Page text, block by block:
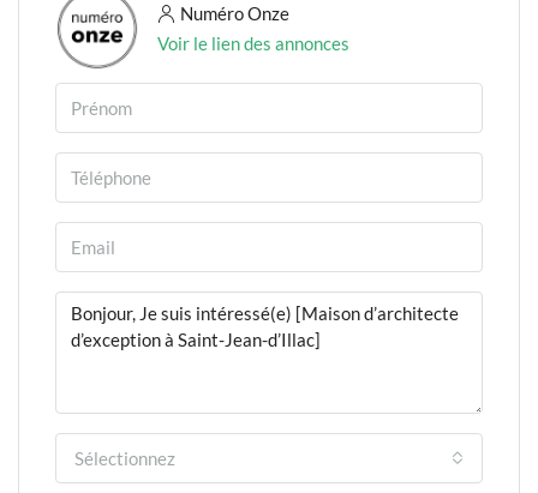
Numéro Onze
Voir le lien des annonces
Sélectionnez